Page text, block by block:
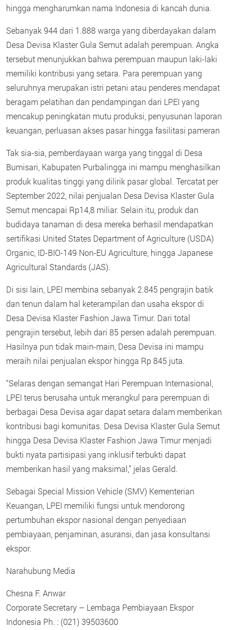
hingga mengharumkan nama Indonesia di kancah dunia.
Sebanyak 944 dari 1.888 warga yang diberdayakan dalam
Desa Devisa Klaster Gula Semut adalah perempuan. Angka
tersebut menunjukkan bahwa perempuan maupun laki-laki
memiliki kontribusi yang setara. Para perempuan yang
seluruhnya merupakan istri petani atau penderes mendapat
beragam pelatihan dan pendampingan dari LPEI yang
mencakup peningkatan mutu produksi, penyusunan laporan
keuangan, perluasan akses pasar hingga fasilitasi pameran
Tak sia-sia, pemberdayaan warga yang tinggal di Desa
Bumisari, Kabupaten Purbalingga ini mampu menghasilkan
produk kualitas tinggi yang dilirik pasar global. Tercatat per
September 2022, nilai penjualan Desa Devisa Klaster Gula
Semut mencapai Rp14,8 miliar. Selain itu, produk dan
budidaya tanaman di desa mereka berhasil mendapatkan
sertifikasi United States Department of Agriculture (USDA)
Organic, ID-BIO-149 Non-EU Agriculture, hingga Japanese
Agricultural Standards (JAS).
Di sisi lain, LPEI membina sebanyak 2.845 pengrajin batik
dan tenun dalam hal keterampilan dan usaha ekspor di
Desa Devisa Klaster Fashion Jawa Timur. Dari total
pengrajin tersebut, lebih dari 85 persen adalah perempuan.
Hasilnya pun tidak main-main, Desa Devisa ini mampu
meraih nilai penjualan ekspor hingga Rp 845 juta.
“Selaras dengan semangat Hari Perempuan Internasional,
LPEI terus berusaha untuk merangkul para perempuan di
berbagai Desa Devisa agar dapat setara dalam memberikan
kontribusi bagi komunitas. Desa Devisa Klaster Gula Semut
hingga Desa Devisa Klaster Fashion Jawa Timur menjadi
bukti nyata partisipasi yang inklusif terbukti dapat
memberikan hasil yang maksimal,” jelas Gerald.
Sebagai Special Mission Vehicle (SMV) Kementerian
Keuangan, LPEI memiliki fungsi untuk mendorong
pertumbuhan ekspor nasional dengan penyediaan
pembiayaan, penjaminan, asuransi, dan jasa konsultansi
ekspor.
Narahubung Media
Chesna F. Anwar
Corporate Secretary – Lembaga Pembiayaan Ekspor
Indonesia Ph. : (021) 39503600